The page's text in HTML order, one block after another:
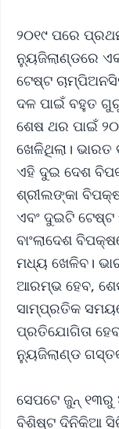
୨୦୧୯ ପରେ
ନ୍ୟୁଜିଲାଣ୍ଡରେ
ଟେଷ୍ଟ
ଦଳ ପାଇଁ ବହୁତ
ଶେଷ ଥର ପାଇଁ
ଖେଳିଥିଲା।
ଏହି ଦୁଇ ଦେଶ
ଶ୍ରୀଲଙ୍କା
ଏବଂ ଦୁଇଟି ଟେଷ୍ଟ
ବାଂଲାଦେଶ
ମଧ୍ୟ ଖେଳିବ।
ଆରମ୍ଭ ହେବ,
ସାମ୍ପ୍ରତିକ
ପ୍ରତିଯୋଗିତା
ନ୍ୟୁଜିଲାଣ୍ଡ
ସେପଟେ ଜୁନ୍‌
ବିଶିଷ୍ଟ ଦିନିକିଆ